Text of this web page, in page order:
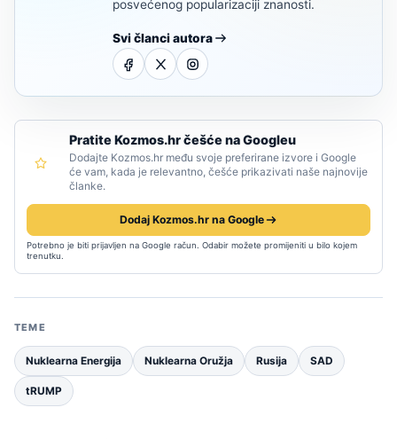
posvećenog popularizaciji znanosti.
Svi članci autora
Pratite Kozmos.hr češće na Googleu
Dodajte Kozmos.hr među svoje preferirane izvore i Google
će vam, kada je relevantno, češće prikazivati naše najnovije
članke.
Dodaj Kozmos.hr na Google
Potrebno je biti prijavljen na Google račun. Odabir možete promijeniti u bilo kojem
trenutku.
TEME
Nuklearna Energija Nuklearna Oružja Rusija SAD
tRUMP